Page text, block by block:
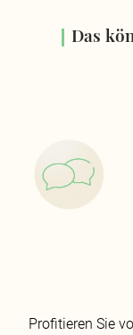
Das
Profitieren Sie